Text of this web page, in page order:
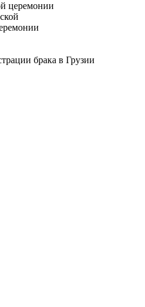
церемонии
брака в Грузии